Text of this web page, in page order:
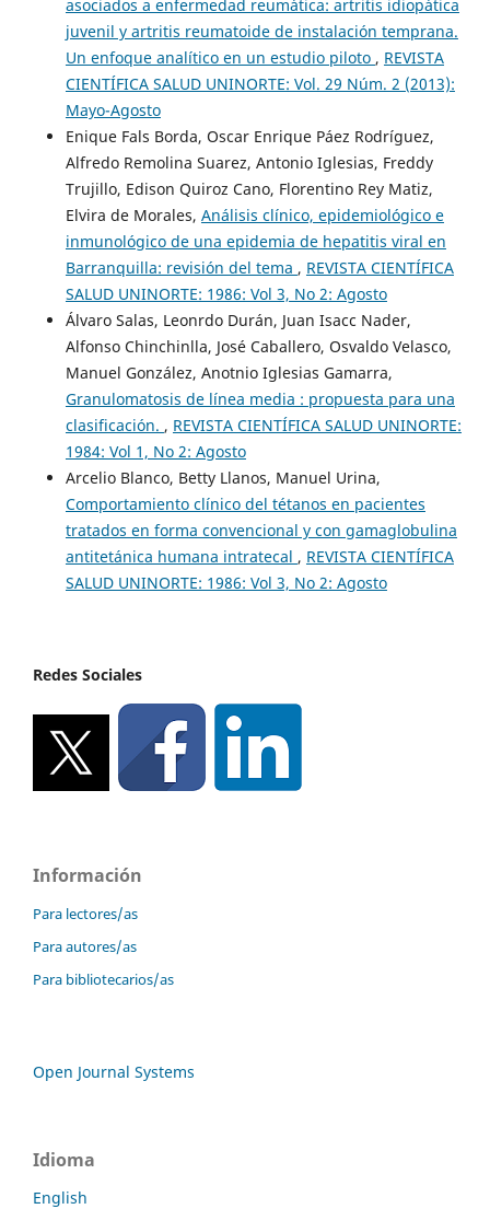
asociados a enfermedad reumática: artritis idiopática
juvenil y artritis reumatoide de instalación temprana.
Un enfoque analítico en un estudio piloto , REVISTA
CIENTÍFICA SALUD UNINORTE: Vol. 29 Núm. 2 (2013):
Mayo-Agosto
Enique Fals Borda, Oscar Enrique Páez Rodríguez,
Alfredo Remolina Suarez, Antonio Iglesias, Freddy
Trujillo, Edison Quiroz Cano, Florentino Rey Matiz,
Elvira de Morales, Análisis clínico, epidemiológico e
inmunológico de una epidemia de hepatitis viral en
Barranquilla: revisión del tema , REVISTA CIENTÍFICA
SALUD UNINORTE: 1986: Vol 3, No 2: Agosto
Álvaro Salas, Leonrdo Durán, Juan Isacc Nader,
Alfonso Chinchinlla, José Caballero, Osvaldo Velasco,
Manuel González, Anotnio Iglesias Gamarra,
Granulomatosis de línea media : propuesta para una
clasificación. , REVISTA CIENTÍFICA SALUD UNINORTE:
1984: Vol 1, No 2: Agosto
Arcelio Blanco, Betty Llanos, Manuel Urina,
Comportamiento clínico del tétanos en pacientes
tratados en forma convencional y con gamaglobulina
antitetánica humana intratecal , REVISTA CIENTÍFICA
SALUD UNINORTE: 1986: Vol 3, No 2: Agosto
Redes Sociales
Información
Para lectores/as
Para autores/as
Para bibliotecarios/as
Open Journal Systems
Idioma
English